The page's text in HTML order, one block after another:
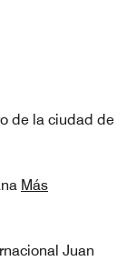
de la ciudad de
Más
Juan